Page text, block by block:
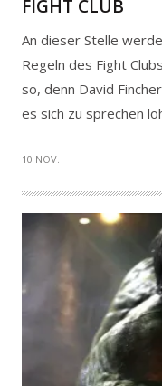
FIGHT CLUB
An dieser Stelle
Regeln des Fight
so, denn David
es sich zu sprechen
10 NOV.